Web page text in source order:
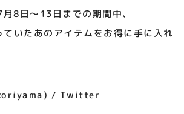
スです✨✨
8日～13日までの期間中、
いたあのアイテムをお得に手に入れ
/ Twitter